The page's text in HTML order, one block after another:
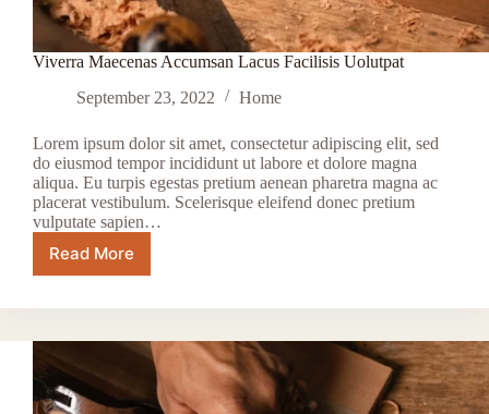
Viverra Maecenas Accumsan Lacus Facilisis Uolutpat
September 23, 2022
Home
Lorem ipsum dolor sit amet, consectetur adipiscing elit, sed
do eiusmod tempor incididunt ut labore et dolore magna
aliqua. Eu turpis egestas pretium aenean pharetra magna ac
placerat vestibulum. Scelerisque eleifend donec pretium
vulputate sapien…
Read More
Viverra
Accumsan
Facilisis
Uolutpat